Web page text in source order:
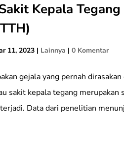
Kepala
11, 2023 | Lainnya |0 Komentar
gejala yang pernah
sakit kepala tegang
Data dari penelitian